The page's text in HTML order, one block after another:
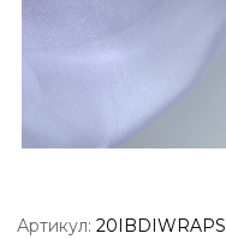
Артикул: 20IBDIWRAPS